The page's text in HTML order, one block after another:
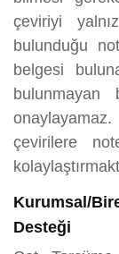
çeviriyi
bulunduğu
belgesi
çevirilere
Kurumsal/
Desteği